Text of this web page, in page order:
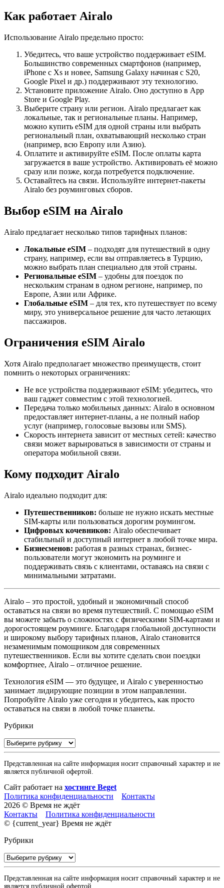
Как работает Airalo
Использование Airalo предельно просто:
Убедитесь, что ваше устройство поддерживает eSIM.
Большинство современных смартфонов (например,
iPhone с Xs и новее, Samsung Galaxy начиная с S20,
Google Pixel и др.) поддерживают эту технологию.
Установите приложение Airalo. Оно доступно в App
Store и Google Play.
Выберите страну или регион. Airalo предлагает как
локальные, так и региональные планы. Например,
можно купить eSIM для одной страны или выбрать
региональный план, охватывающий несколько стран
(например, всю Европу или Азию).
Оплатите и активируйте eSIM. После оплаты карта
загружается в ваше устройство. Активировать её можно
сразу или позже, когда потребуется подключение.
Оставайтесь на связи. Используйте интернет-пакеты
Airalo без роуминговых сборов.
Выбор eSIM на Airalo
Airalo предлагает несколько типов тарифных планов:
Локальные eSIM – подходят для путешествий в одну
страну, например, если вы отправляетесь в Турцию,
можно выбрать план специально для этой страны.
Региональные eSIM – удобны для поездок по
нескольким странам в одном регионе, например, по
Европе, Азии или Африке.
Глобальные eSIM – для тех, кто путешествует по всему
миру, это универсальное решение для часто летающих
пассажиров.
Ограничения eSIM Airalo
Хотя Airalo предполагает множество преимуществ, стоит
помнить о некоторых ограничениях:
Не все устройства поддерживают eSIM: убедитесь, что
ваш гаджет совместим с этой технологией.
Передача только мобильных данных: Airalo в основном
предоставляет интернет-планы, а не полный набор
услуг (например, голосовые вызовы или SMS).
Скорость интернета зависит от местных сетей: качество
связи может варьироваться в зависимости от страны и
оператора мобильной связи.
Кому подходит Airalo
Airalo идеально подходит для:
Путешественников: больше не нужно искать местные
SIM-карты или пользоваться дорогим роумингом.
Цифровых кочевников: Airalo обеспечивает
стабильный и доступный интернет в любой точке мира.
Бизнесменов: работая в разных странах, бизнес-
пользователи могут экономить на роуминге и
поддерживать связь с клиентами, оставаясь на связи с
минимальными затратами.
Airalo – это простой, удобный и экономичный способ
оставаться на связи во время путешествий. С помощью eSIM
вы можете забыть о сложностях с физическими SIM-картами и
дорогостоящем роуминге. Благодаря глобальной доступности
и широкому выбору тарифных планов, Airalo становится
незаменимым помощником для современных
путешественников. Если вы хотите сделать свои поездки
комфортнее, Airalo – отличное решение.
Технология eSIM — это будущее, и Airalo с уверенностью
занимает лидирующие позиции в этом направлении.
Попробуйте Airalo уже сегодня и убедитесь, как просто
оставаться на связи в любой точке планеты.
Рубрики
Рубрики
Представленная на сайте информация носит справочный характер и не
является публичной офертой.
Сайт работает на хостинге Beget
Политика конфиденциальности
Контакты
2026 © Время не ждёт
Контакты
Политика конфиденциальности
© {current_year} Время не ждёт
Рубрики
Рубрики
Представленная на сайте информация носит справочный характер и не
является публичной офертой.